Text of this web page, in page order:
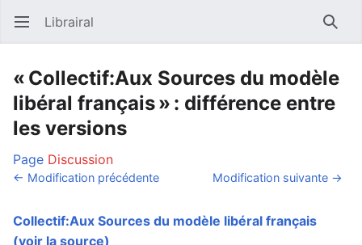
Ouvrir le menu principal Librairal
« Collectif:Aux Sources du modèle
libéral français » : différence entre
les versions
Page Discussion
← Modification précédente Modification suivante →
Collectif:Aux Sources du modèle libéral français
(voir la source)